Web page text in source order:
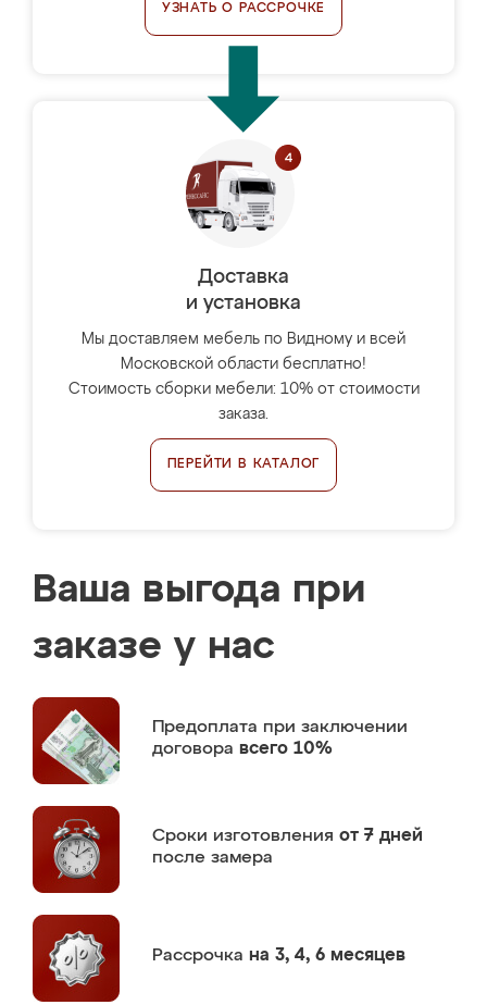
УЗНАТЬ О РАССРОЧКЕ
Доставка
и установка
Мы доставляем мебель по Видному и всей
Московской области бесплатно!
Стоимость сборки мебели: 10% от стоимости
заказа.
ПЕРЕЙТИ В КАТАЛОГ
Ваша выгода при
заказе у нас
Предоплата при заключении
договора всего 10%
Сроки изготовления от 7 дней
после замера
Рассрочка на 3, 4, 6 месяцев